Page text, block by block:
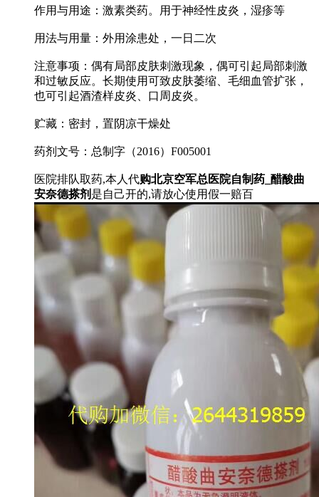
作用与用途：激素类药。用于神经性皮炎，湿疹等
用法与用量：外用涂患处，一日二次
注意事项：偶有局部皮肤刺激现象，偶可引起局部刺激
和过敏反应。长期使用可致皮肤萎缩、毛细血管扩张，
也可引起酒渣样皮炎、口周皮炎。
贮藏：密封，置阴凉干燥处
药剂文号：总制字（2016）F005001
医院排队取药,本人代购北京空军总医院自制药_醋酸曲
安奈德搽剂 是自己开的,请放心使用假一赔百